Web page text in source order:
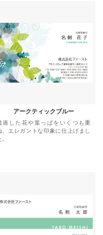
アークティックブルー
過した花や葉っぱをいくつも重
、エレガントな印象に仕上げまし